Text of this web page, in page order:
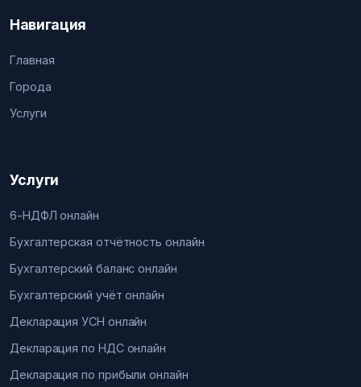
Навигация
Главная
Города
Услуги
Услуги
6-НДФЛ онлайн
Бухгалтерская отчётность онлайн
Бухгалтерский баланс онлайн
Бухгалтерский учёт онлайн
Декларация УСН онлайн
Декларация по НДС онлайн
Декларация по прибыли онлайн